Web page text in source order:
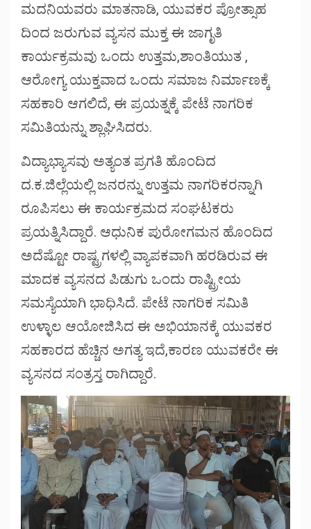
ಮದನಿಯವರು ಮಾತನಾಡಿ, ಯುವಕರ ಪ್ರೋತ್ಸಾಹ
ದಿಂದ ಜರುಗುವ ವ್ಯಸನ ಮುಕ್ತ ಈ ಜಾಗೃತಿ
ಕಾರ್ಯಕ್ರಮವು ಒಂದು ಉತ್ತಮ,ಶಾಂತಿಯುತ ,
ಆರೋಗ್ಯ ಯುಕ್ತವಾದ ಒಂದು ಸಮಾಜ ನಿರ್ಮಾಣಕ್ಕೆ
ಸಹಕಾರಿ ಆಗಲಿದೆ, ಈ ಪ್ರಯತ್ನಕ್ಕೆ ಪೇಟೆ ನಾಗರಿಕ
ಸಮಿತಿಯನ್ನು ಶ್ಲಾಘಿಸಿದರು.
ವಿದ್ಯಾಭ್ಯಾಸವು ಅತ್ಯಂತ ಪ್ರಗತಿ ಹೊಂದಿದ
ದ.ಕ.ಜಿಲ್ಲೆಯಲ್ಲಿ ಜನರನ್ನು ಉತ್ತಮ ನಾಗರಿಕರನ್ನಾಗಿ
ರೂಪಿಸಲು ಈ ಕಾರ್ಯಕ್ರಮದ ಸಂಘಟಕರು
ಪ್ರಯತ್ನಿಸಿದ್ದಾರೆ. ಆಧುನಿಕ ಪುರೋಗಮನ ಹೊಂದಿದ
ಅದೆಷ್ಟೋ ರಾಷ್ಟ್ರಗಳಲ್ಲಿ ವ್ಯಾಪಕವಾಗಿ ಹರಡಿರುವ ಈ
ಮಾದಕ ವ್ಯಸನದ ಪಿಡುಗು ಒಂದು ರಾಷ್ಟ್ರೀಯ
ಸಮಸ್ಯೆಯಾಗಿ ಭಾಧಿಸಿದೆ. ಪೇಟೆ ನಾಗರಿಕ ಸಮಿತಿ
ಉಳ್ಳಾಲ ಆಯೋಜಿಸಿದ ಈ ಅಭಿಯಾನಕ್ಕೆ ಯುವಕರ
ಸಹಕಾರದ ಹೆಚ್ಚಿನ ಅಗತ್ಯ ಇದೆ,ಕಾರಣ ಯುವಕರೇ ಈ
ವ್ಯಸನದ ಸಂತ್ರಸ್ತ ರಾಗಿದ್ದಾರೆ.